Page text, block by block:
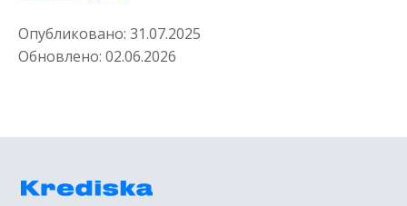
Опубликовано: 31.07.2025
Обновлено: 02.06.2026